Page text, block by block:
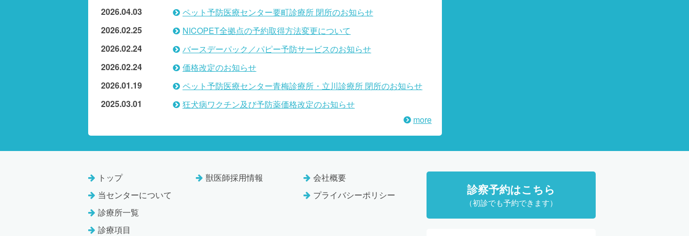
2026.04.03
ペット予防医療センター要町診療所 閉所のお知らせ
2026.02.25
NICOPET全拠点の予約取得方法変更について
2026.02.24
バースデーパック／パピー予防サービスのお知らせ
2026.02.24
価格改定のお知らせ
2026.01.19
ペット予防医療センター青梅診療所・立川診療所 閉所のお知らせ
2025.03.01
狂犬病ワクチン及び予防薬価格改定のお知らせ
more
トップ
当センターについて
診療所一覧
診療項目
獣医師採用情報
会社概要
プライバシーポリシー
診察予約はこちら
（初診でも予約できます）